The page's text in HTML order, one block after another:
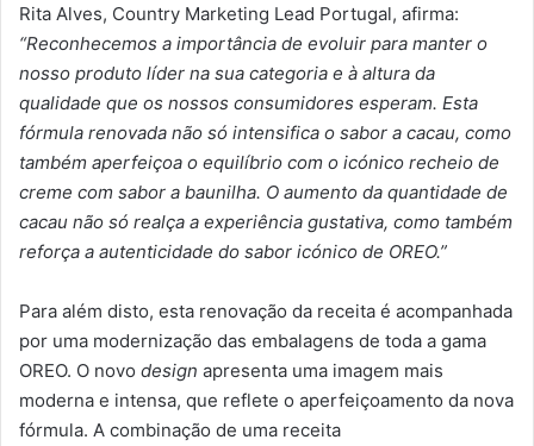
Rita Alves, Country Marketing Lead Portugal, afirma:
“Reconhecemos a importância de evoluir para manter o
nosso produto líder na sua categoria e à altura da
qualidade que os nossos consumidores esperam. Esta
fórmula renovada não só intensifica o sabor a cacau, como
também aperfeiçoa o equilíbrio com o icónico recheio de
creme com sabor a baunilha. O aumento da quantidade de
cacau não só realça a experiência gustativa, como também
reforça a autenticidade do sabor icónico de OREO.”
Para além disto, esta renovação da receita é acompanhada
por uma modernização das embalagens de toda a gama
OREO. O novo design apresenta uma imagem mais
moderna e intensa, que reflete o aperfeiçoamento da nova
fórmula. A combinação de uma receita